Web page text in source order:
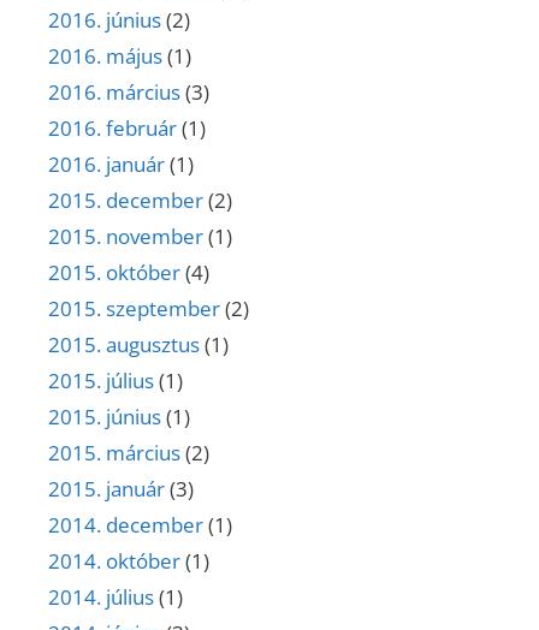
2016. június(2)
2016. május(1)
2016. március(3)
2016. február(1)
2016. január(1)
2015. december(2)
2015. november(1)
2015. október(4)
2015. szeptember(2)
2015. augusztus(1)
2015. július(1)
2015. június(1)
2015. március(2)
2015. január(3)
2014. december(1)
2014. október(1)
2014. július(1)